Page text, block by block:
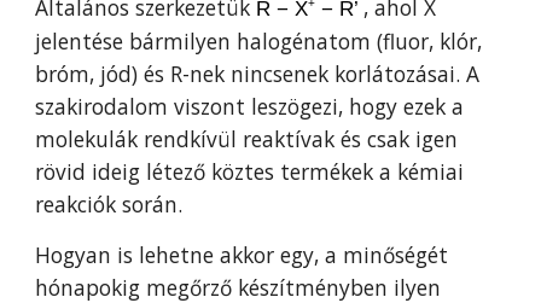
Általános szerkezetük R − X+ − R’ , ahol X
jelentése bármilyen halogénatom (fluor, klór,
bróm, jód) és R-nek nincsenek korlátozásai. A
szakirodalom viszont leszögezi, hogy ezek a
molekulák rendkívül reaktívak és csak igen
rövid ideig létező köztes termékek a kémiai
reakciók során.
Hogyan is lehetne akkor egy, a minőségét
hónapokig megőrző készítményben ilyen